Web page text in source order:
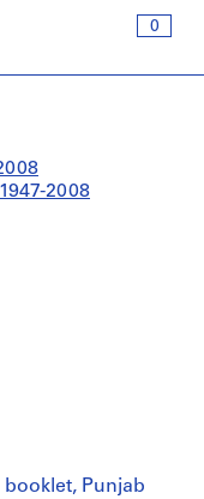
0
2008
booklet, Punjab